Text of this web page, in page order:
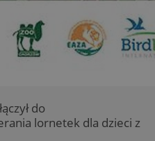
do
lornetek dla dzieci z